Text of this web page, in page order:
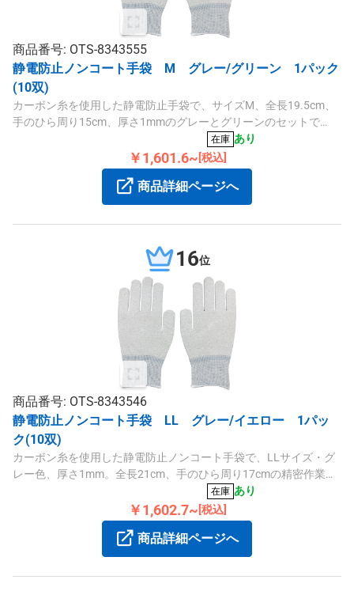
商品番号: OTS-8343555
静電防止ノンコート手袋 M グレー/グリーン 1パック
(10双)
カーボン糸を使用した静電防止手袋で、サイズM、全長19.5cm、
手のひら周り15cm、厚さ1mmのグレーとグリーンのセットで
す。すべり止め加工がなく、精密作業に適しています。
在庫 あり
￥1,601.6~ [税込]
商品詳細ページへ
16位
商品番号: OTS-8343546
静電防止ノンコート手袋 LL グレー/イエロー 1パッ
ク(10双)
カーボン糸を使用した静電防止ノンコート手袋で、LLサイズ・グ
レー色、厚さ1mm。全長21cm、手のひら周り17cmの精密作業に
適した滑り止め加工なしの防静電手袋です。
在庫 あり
￥1,602.7~ [税込]
商品詳細ページへ